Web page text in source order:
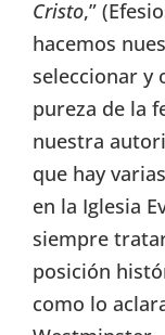
Cristo,”
hacemos
seleccionar y
pureza de la
nuestra
que hay
en la Iglesia
siempre
posición
como lo